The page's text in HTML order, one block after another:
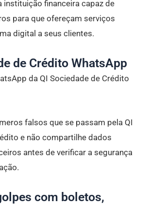
instituição financeira capaz de
para que ofereçam serviços
digital a seus clientes.
de Crédito WhatsApp
da QI Sociedade de Crédito
falsos que se passam pela QI
e não compartilhe dados
antes de verificar a segurança
com boletos,